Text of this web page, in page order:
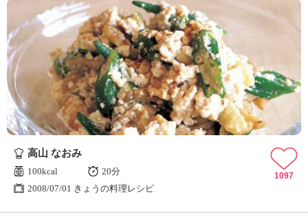
高山 なおみ
100kcal
20分
2008/07/01 きょうの料理レシピ
1097